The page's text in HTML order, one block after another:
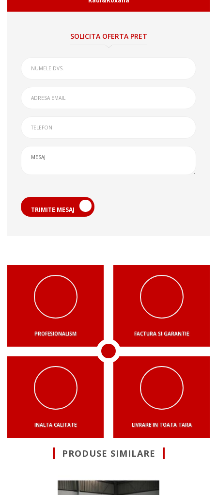
SOLICITA OFERTA PRET
TRIMITE MESAJ
PROFESIONALISM FACTURA SI GARANTIE
INALTA CALITATE LIVRARE IN TOATA TARA
PRODUSE SIMILARE
Suna pentru Oferta!